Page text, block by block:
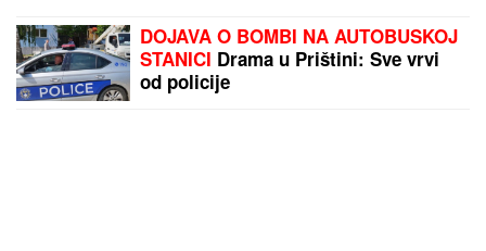
DOJAVA O BOMBI NA AUTOBUSKOJ
STANICI Drama u Prištini: Sve vrvi
od policije